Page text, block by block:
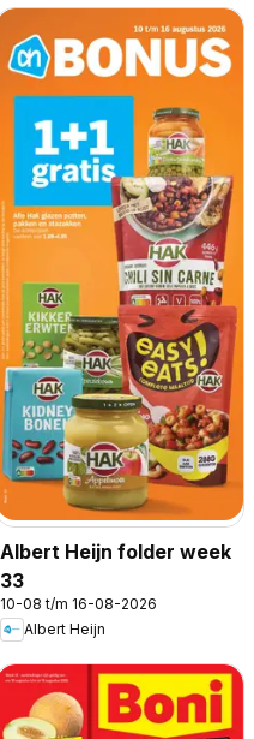
Albert Heijn folder week
33
10-08 t/m 16-08-2026
Albert Heijn